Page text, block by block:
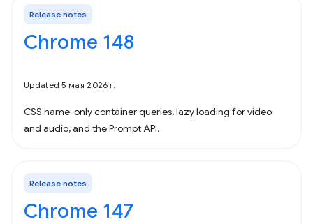
Release notes
Chrome 148
Updated 5 мая 2026 г.
CSS name-only container queries, lazy loading for video
and audio, and the Prompt API.
Release notes
Chrome 147